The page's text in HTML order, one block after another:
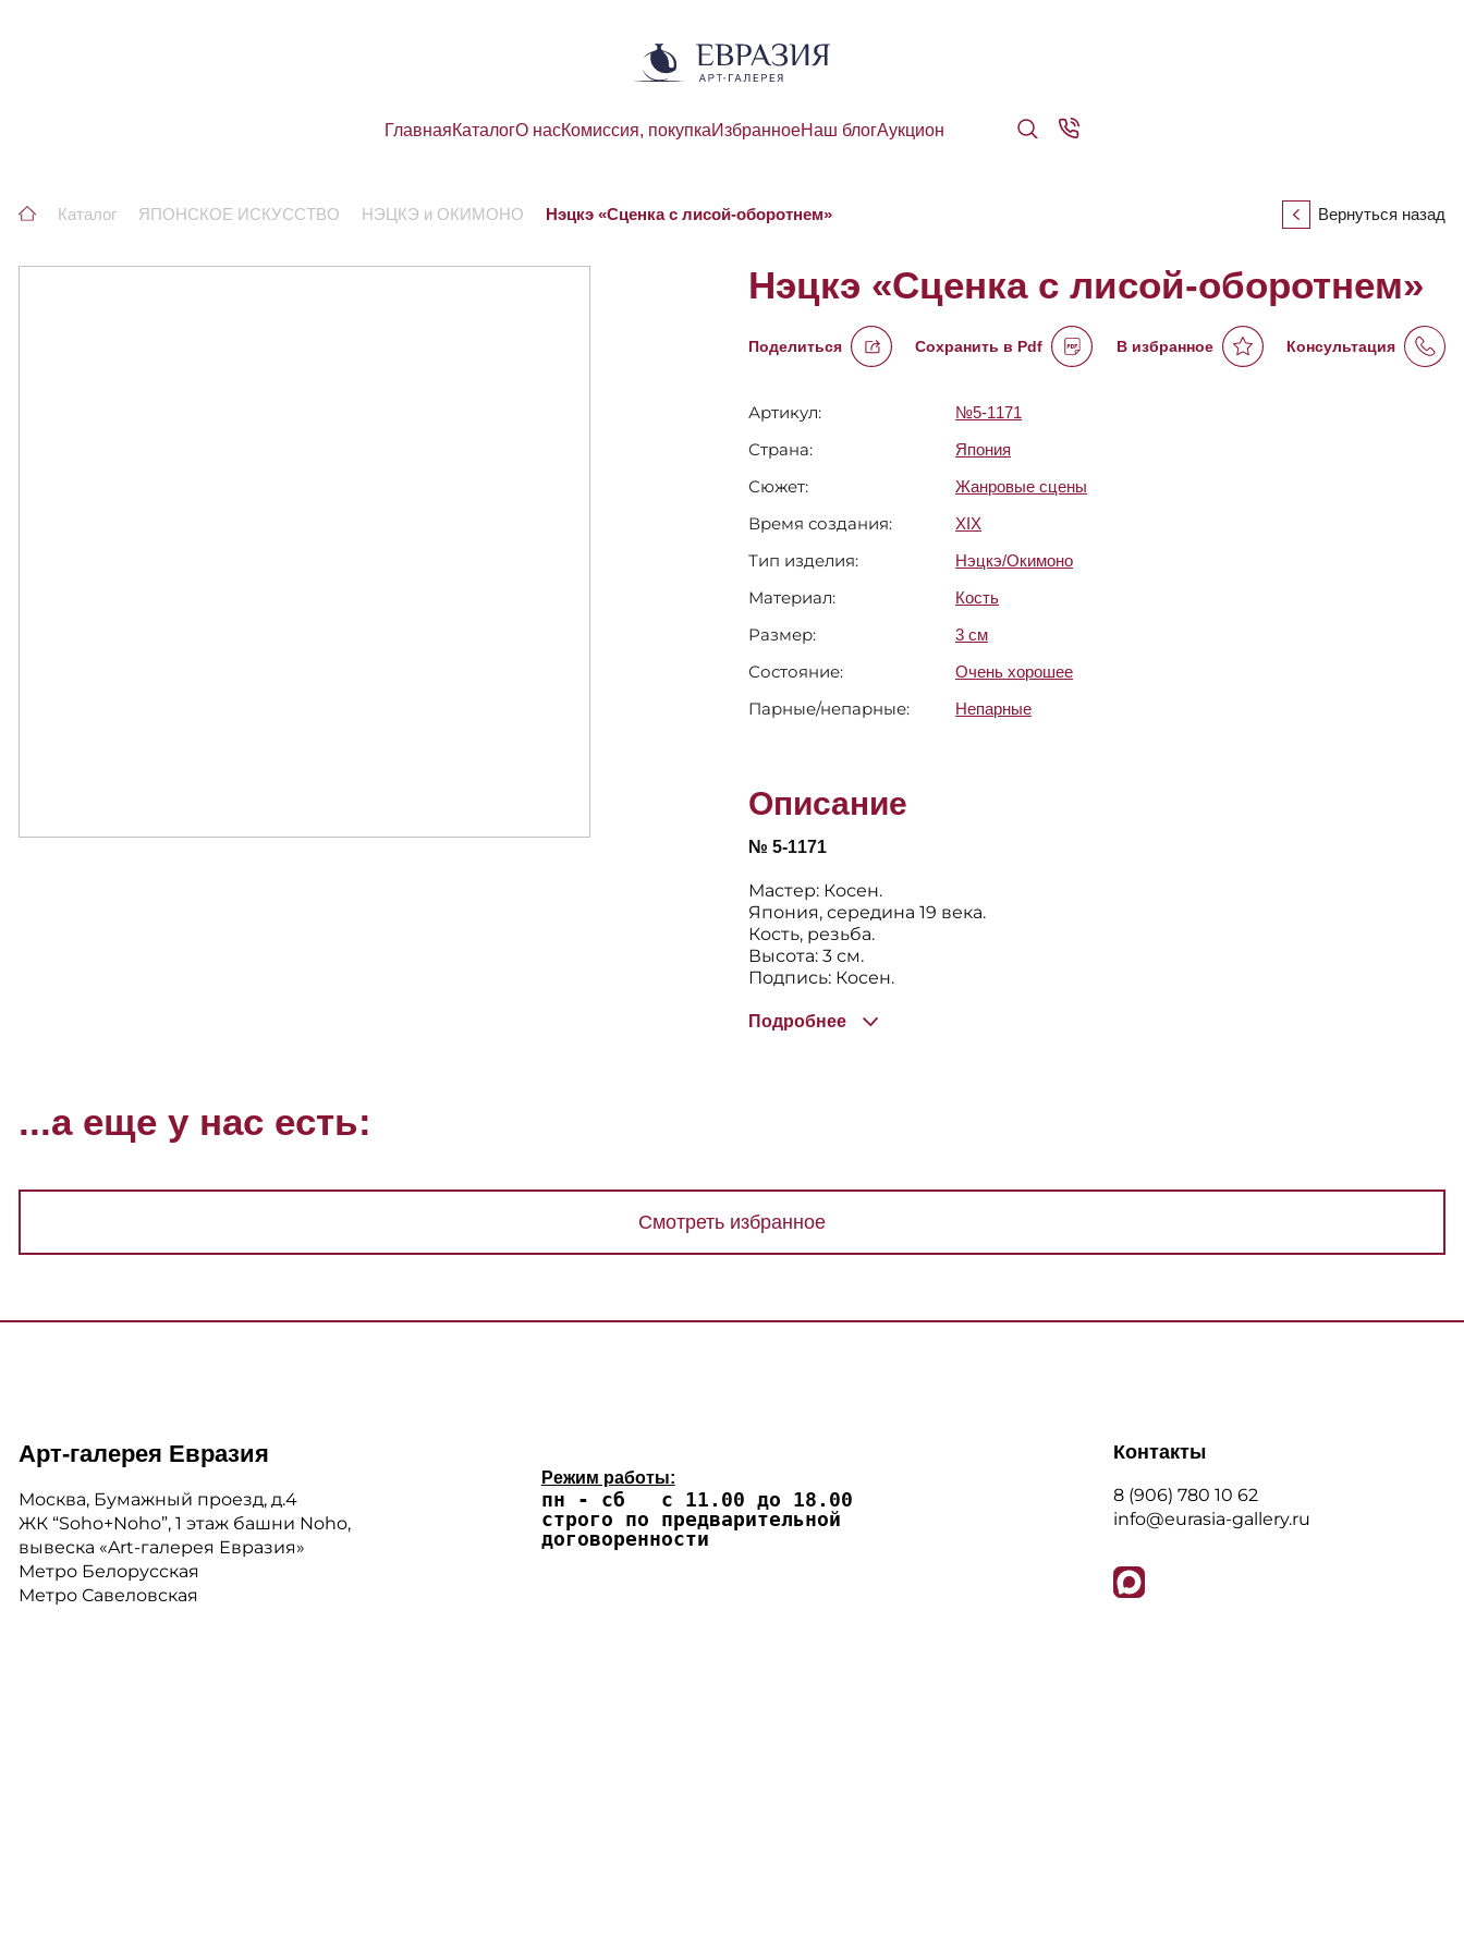
ГлавнаяКаталогО насКомиссия, покупкаИзбранноеНаш блогАукцион
Каталог ЯПОНСКОЕ ИСКУССТВО НЭЦКЭ и ОКИМОНО Нэцкэ «Сценка с лисой-оборотнем» Вернуться назад
Нэцкэ «Сценка с лисой-оборотнем»
Поделиться Сохранить в Pdf В избранное Консультация
Артикул: №5-1171
Страна: Япония
Сюжет: Жанровые сцены
Время создания: XIX
Тип изделия: Нэцкэ/Окимоно
Материал: Кость
Размер: 3 см
Состояние: Очень хорошее
Парные/непарные: Непарные
Описание
№ 5-1171
Мастер: Косен.
Япония, середина 19 века.
Кость, резьба.
Высота: 3 см.
Подпись: Косен.
Подробнее
...а еще у нас есть:
Смотреть избранное
Арт-галерея Евразия
Москва, Бумажный проезд, д.4
ЖК “Soho+Noho”, 1 этаж башни Noho,
вывеска «Art-галерея Евразия»
Метро Белорусская
Метро Савеловская
Режим работы:
пн - сб с 11.00 до 18.00
строго по предварительной
договоренности
Контакты
8 (906) 780 10 62
info@eurasia-gallery.ru